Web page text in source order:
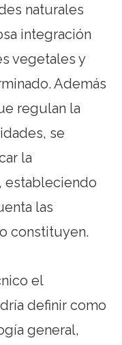
naturales
integración
vegetales y
Además
regulan la
se
la
estableciendo
las
constituyen.
el
definir como
general,